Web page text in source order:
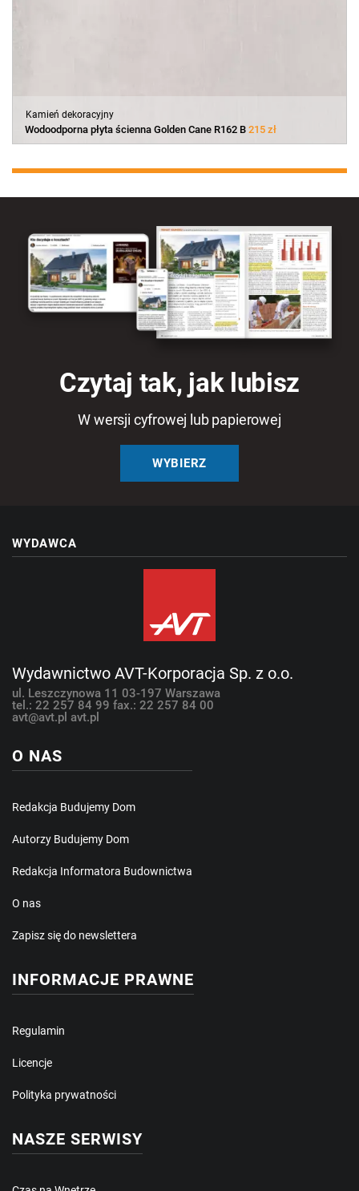
Kamień dekoracyjny
Wodoodporna płyta ścienna Golden Cane R162 B 215 zł
Czytaj tak, jak lubisz
W wersji cyfrowej lub papierowej
WYBIERZ
WYDAWCA
Wydawnictwo AVT-Korporacja Sp. z o.o.
ul. Leszczynowa 11 03-197 Warszawa
tel.: 22 257 84 99 fax.: 22 257 84 00
avt@avt.pl avt.pl
O NAS
Redakcja Budujemy Dom
Autorzy Budujemy Dom
Redakcja Informatora Budownictwa
O nas
Zapisz się do newslettera
INFORMACJE PRAWNE
Regulamin
Licencje
Polityka prywatności
NASZE SERWISY